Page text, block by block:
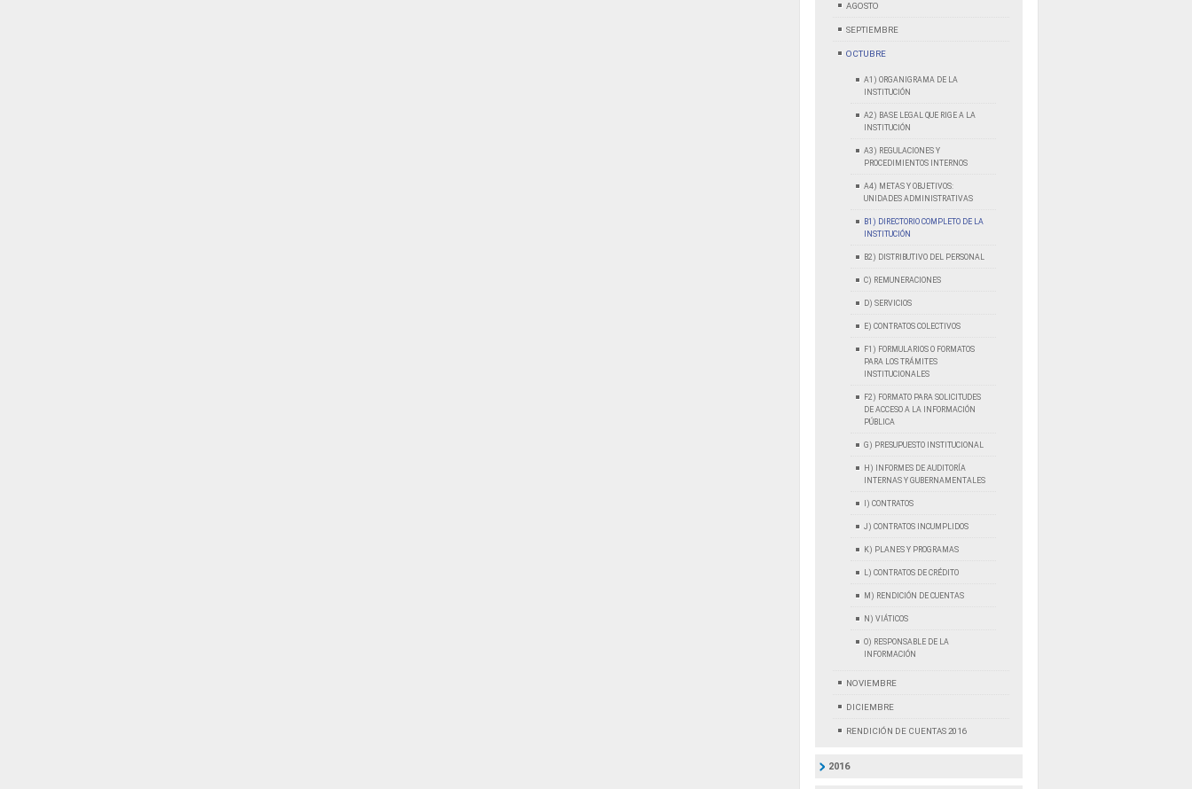
AGOSTO
SEPTIEMBRE
OCTUBRE
A1) ORGANIGRAMA DE LA
INSTITUCIÓN
A2) BASE LEGAL QUE RIGE A LA
INSTITUCIÓN
A3) REGULACIONES Y
PROCEDIMIENTOS INTERNOS
A4) METAS Y OBJETIVOS:
UNIDADES ADMINISTRATIVAS
B1) DIRECTORIO COMPLETO DE LA
INSTITUCIÓN
B2) DISTRIBUTIVO DEL PERSONAL
C) REMUNERACIONES
D) SERVICIOS
E) CONTRATOS COLECTIVOS
F1) FORMULARIOS O FORMATOS
PARA LOS TRÁMITES
INSTITUCIONALES
F2) FORMATO PARA SOLICITUDES
DE ACCESO A LA INFORMACIÓN
PÚBLICA
G) PRESUPUESTO INSTITUCIONAL
H) INFORMES DE AUDITORÍA
INTERNAS Y GUBERNAMENTALES
I) CONTRATOS
J) CONTRATOS INCUMPLIDOS
K) PLANES Y PROGRAMAS
L) CONTRATOS DE CRÉDITO
M) RENDICIÓN DE CUENTAS
N) VIÁTICOS
O) RESPONSABLE DE LA
INFORMACIÓN
NOVIEMBRE
DICIEMBRE
RENDICIÓN DE CUENTAS 2016
2016